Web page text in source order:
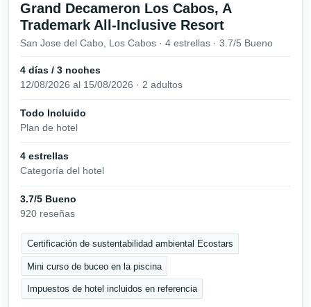
Grand Decameron Los Cabos, A
Trademark All-Inclusive Resort
San Jose del Cabo, Los Cabos · 4 estrellas · 3.7/5 Bueno
4 días / 3 noches
12/08/2026 al 15/08/2026 · 2 adultos
Todo Incluido
Plan de hotel
4 estrellas
Categoría del hotel
3.7/5 Bueno
920 reseñas
Certificación de sustentabilidad ambiental Ecostars
Mini curso de buceo en la piscina
Impuestos de hotel incluidos en referencia